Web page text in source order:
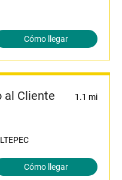
Cómo llegar
al Cliente
1.1 mi
Cómo llegar